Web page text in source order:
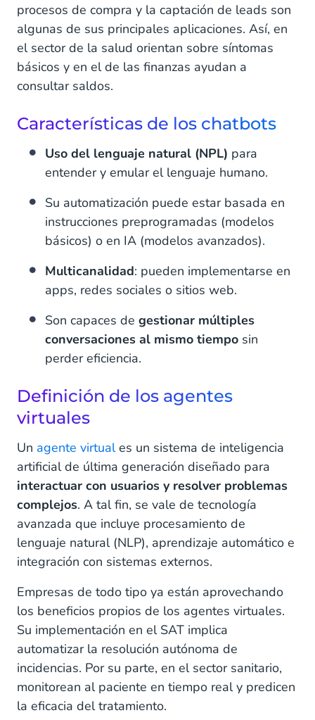
Evaluación de necesidades empresariales
Comparación de costos y beneficios
Casos de éxito
automatización inteligente para una logística
El futuro de los chatbots y agentes virtuales
procesos de compra y la captación de leads son
algunas de sus principales aplicaciones. Así, en
el sector de la salud orientan sobre síntomas
básicos y en el de las finanzas ayudan a
consultar saldos.
Características de los chatbots
Uso del lenguaje natural (NPL) para
entender y emular el lenguaje humano.
Su automatización puede estar basada en
instrucciones preprogramadas (modelos
básicos) o en IA (modelos avanzados).
Multicanalidad: pueden implementarse en
apps, redes sociales o sitios web.
Son capaces de gestionar múltiples
conversaciones al mismo tiempo sin
perder eficiencia.
Definición de los agentes
virtuales
Un agente virtuales un sistema de inteligencia
artificial de última generación diseñado para
interactuar con usuarios y resolver problemas
complejos. A tal fin, se vale de tecnología
avanzada que incluye procesamiento de
lenguaje natural (NLP), aprendizaje automático e
integración con sistemas externos.
Empresas de todo tipo ya están aprovechando
los beneficios propios de los agentes virtuales.
Su implementación en el SAT implica
automatizar la resolución autónoma de
incidencias. Por su parte, en el sector sanitario,
monitorean al paciente en tiempo real y predicen
la eficacia del tratamiento.